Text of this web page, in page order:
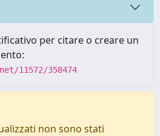
per citare o creare un
11572/358474
non sono stati